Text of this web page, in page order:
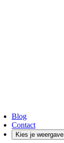
Blog
Contact
Kies je weergave